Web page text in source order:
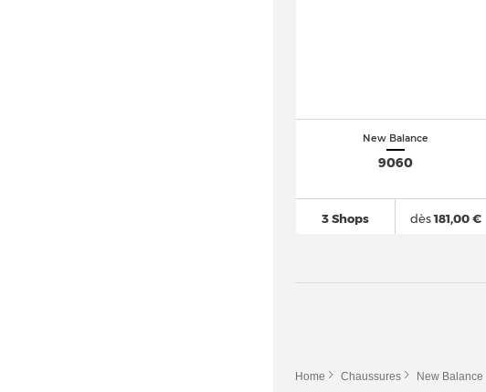
New Balance
9060
3 Shops dès181,00 €
Home Chaussures New Balance